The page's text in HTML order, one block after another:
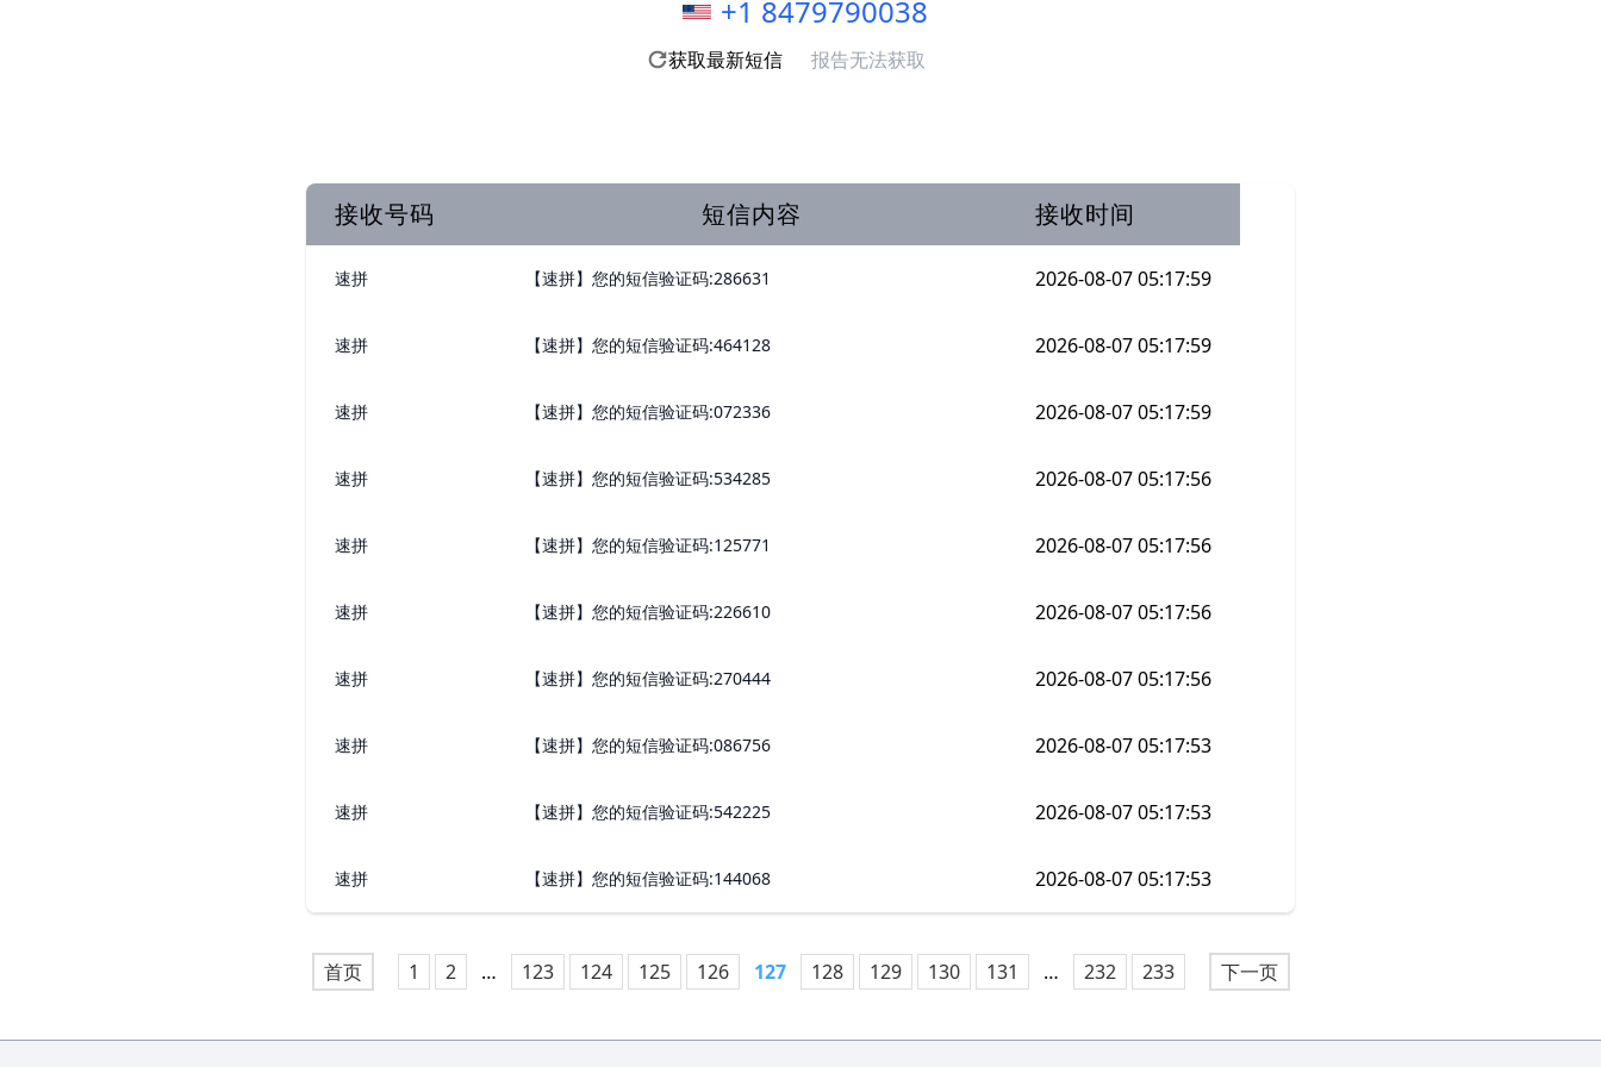
+1 8479790038
获取最新短信 报告无法获取
接收号码 短信内容 接收时间
速拼 【速拼】您的短信验证码:286631 2026-08-07 05:17:59
速拼 【速拼】您的短信验证码:464128 2026-08-07 05:17:59
速拼 【速拼】您的短信验证码:072336 2026-08-07 05:17:59
速拼 【速拼】您的短信验证码:534285 2026-08-07 05:17:56
速拼 【速拼】您的短信验证码:125771 2026-08-07 05:17:56
速拼 【速拼】您的短信验证码:226610 2026-08-07 05:17:56
速拼 【速拼】您的短信验证码:270444 2026-08-07 05:17:56
速拼 【速拼】您的短信验证码:086756 2026-08-07 05:17:53
速拼 【速拼】您的短信验证码:542225 2026-08-07 05:17:53
速拼 【速拼】您的短信验证码:144068 2026-08-07 05:17:53
首页 1 2 … 123 124 125 126 127 128 129 130 131 … 232 233 下一页